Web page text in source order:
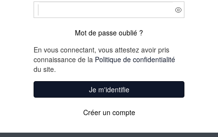
Mot de passe oublié ?
En vous connectant, vous attestez avoir pris
connaissance de la Politique de confidentialité
du site.
Je m'identifie
Créer un compte